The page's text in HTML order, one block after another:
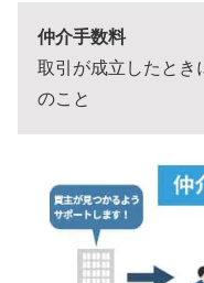
仲介手数料
取引が成立したとき
のこと